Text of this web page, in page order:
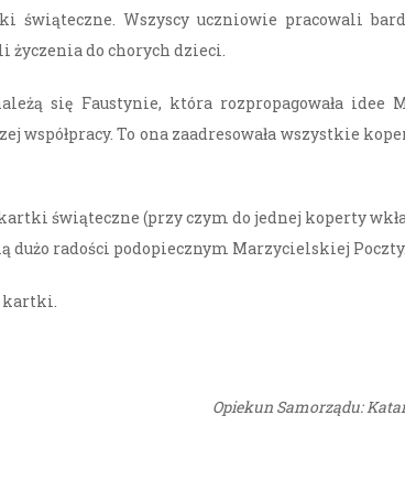
Wszyscy uczniowie pracowali
życzenia do chorych dzieci.
się Faustynie, która rozpropagowała idee
współpracy. To ona zaadresowała wszystkie
świąteczne (przy czym do jednej koperty
radości podopiecznym Marzycielskiej Poczty.
kartki.
Opiekun Samorządu: